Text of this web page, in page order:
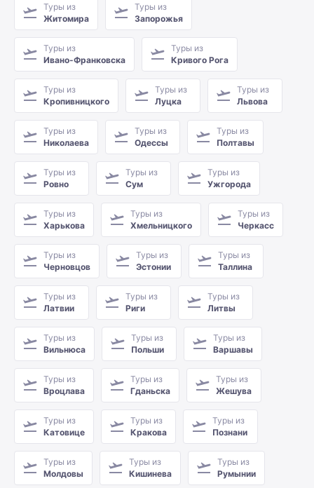
Туры из
Житомира
Туры из
Запорожья
Туры из
Ивано-Франковска
Туры из
Кривого Рога
Туры из
Кропивницкого
Туры из
Луцка
Туры из
Львова
Туры из
Николаева
Туры из
Одессы
Туры из
Полтавы
Туры из
Ровно
Туры из
Сум
Туры из
Ужгорода
Туры из
Харькова
Туры из
Хмельницкого
Туры из
Черкасс
Туры из
Черновцов
Туры из
Эстонии
Туры из
Таллина
Туры из
Латвии
Туры из
Риги
Туры из
Литвы
Туры из
Вильнюса
Туры из
Польши
Туры из
Варшавы
Туры из
Вроцлава
Туры из
Гданьска
Туры из
Жешува
Туры из
Катовице
Туры из
Кракова
Туры из
Познани
Туры из
Молдовы
Туры из
Кишинева
Туры из
Румынии